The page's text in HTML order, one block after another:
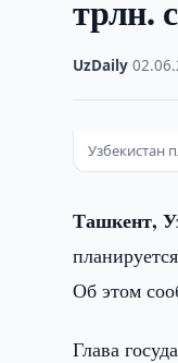
трлн.
UzDaily ·
Узбекистан
Ташкент,
Об этом
Глава